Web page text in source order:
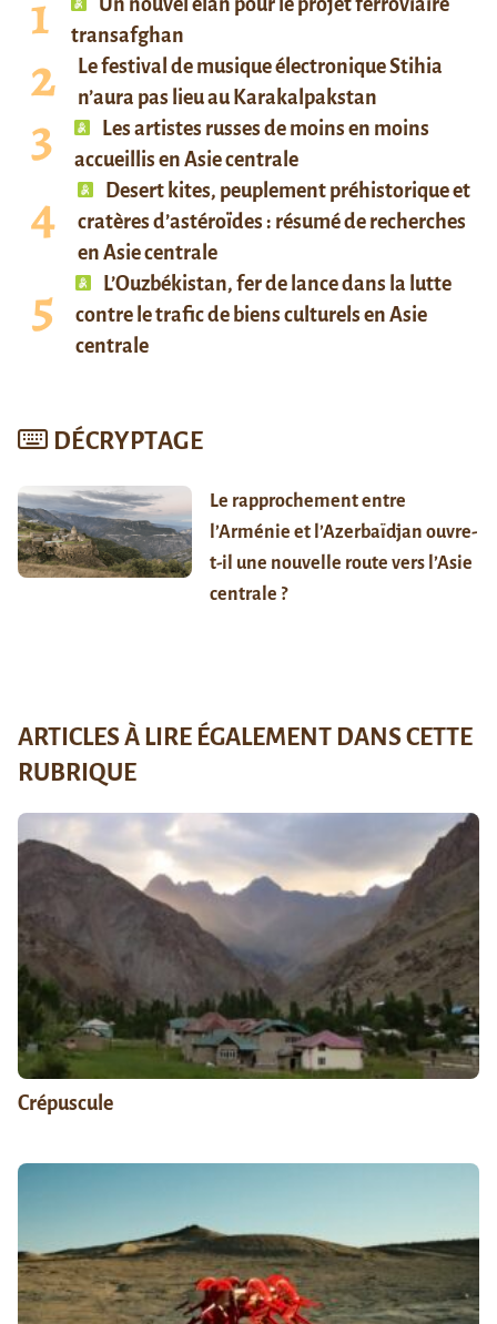
transafghan
Le festival de musique électronique Stihia
n’aura pas lieu au Karakalpakstan
Les artistes russes de moins en moins
accueillis en Asie centrale
Desert kites, peuplement préhistorique et
cratères d’astéroïdes : résumé de recherches
en Asie centrale
L’Ouzbékistan, fer de lance dans la lutte
contre le trafic de biens culturels en Asie
centrale
DÉCRYPTAGE
Le rapprochement entre
l’Arménie et l’Azerbaïdjan ouvre-
t-il une nouvelle route vers l’Asie
centrale ?
ARTICLES À LIRE ÉGALEMENT DANS CETTE
RUBRIQUE
Crépuscule